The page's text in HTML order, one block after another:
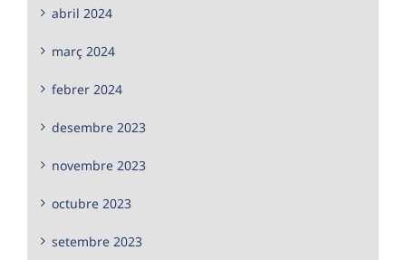
abril 2024
març 2024
febrer 2024
desembre 2023
novembre 2023
octubre 2023
setembre 2023